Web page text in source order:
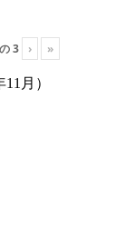
の3 › »
月）